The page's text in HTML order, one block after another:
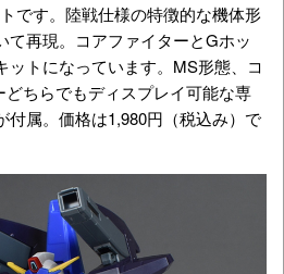
です。陸戦仕様の特徴的な機体形
て再現。コアファイターとGホッ
ットになっています。MS形態、コ
ちらでもディスプレイ可能な専
付属。価格は1,980円（税込み）で